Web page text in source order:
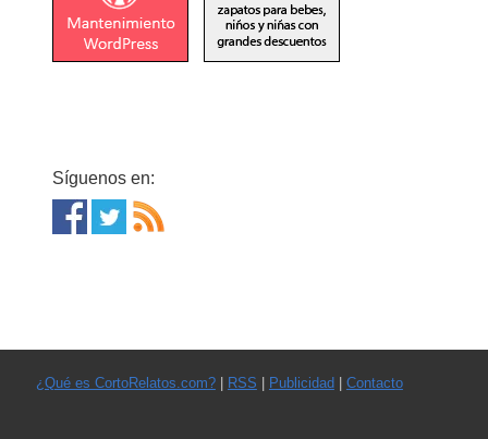
Síguenos en:
¿Qué es CortoRelatos.com?| RSS | Publicidad| Contacto